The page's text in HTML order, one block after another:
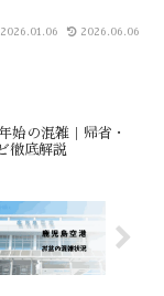
2026.01.06 2026.06.06
始の混雑｜帰省・
徹底解説